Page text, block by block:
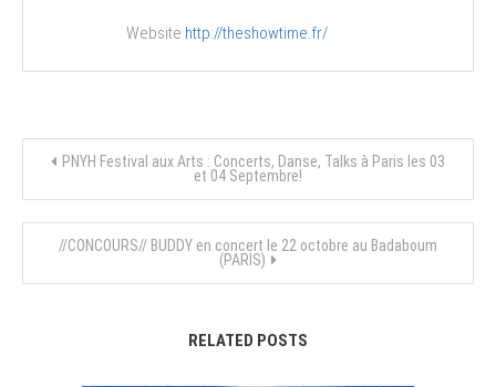
Website http://theshowtime.fr/
Navigation
de
l’article
PNYH Festival aux Arts : Concerts, Danse, Talks à Paris les 03
et 04 Septembre!
//CONCOURS// BUDDY en concert le 22 octobre au Badaboum
(PARIS)
RELATED POSTS